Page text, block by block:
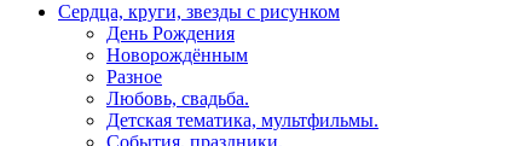
Сердца, круги, звезды с рисунком
День Рождения
Новорождённым
Разное
Любовь, свадьба.
Детская тематика, мультфильмы.